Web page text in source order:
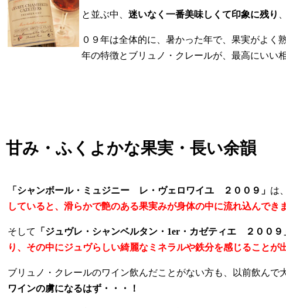
と並ぶ中、 迷いなく一番美味しくて印象に残り
０９年は全体的に、暑かった年で、果実がよく
年の特徴とブリュノ・クレールが、最高にいい
甘み・ふくよかな果実・長い余韻
「シャンボール・ミュジニー レ・ヴェロワイユ ２００９」 は、
していると、滑らかで艶のある果実みが身体の中に流れ込んでき
そして 「ジュヴレ・シャンベルタン・1er・カゼティエ ２００９
り、その中にジュヴらしい綺麗なミネラルや鉄分を感じることが
ブリュノ・クレールのワイン飲んだことがない方も、以前飲んで
ワインの虜になるはず・・・！